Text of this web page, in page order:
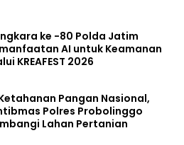
ke -80 Polda Jatim
AI untuk Keamanan
KREAFEST 2026
Pangan Nasional,
Polres Probolinggo
Lahan Pertanian